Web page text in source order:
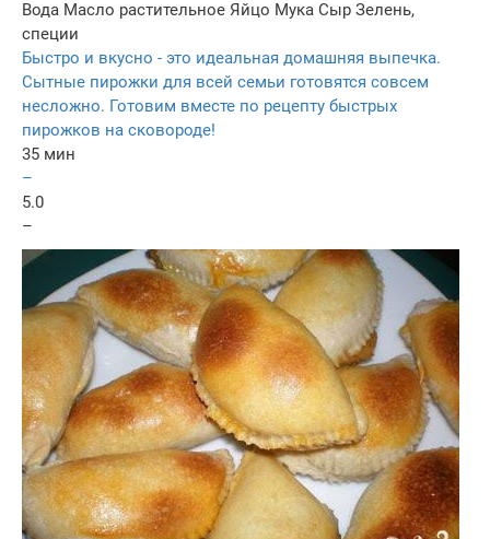
Вода Масло растительное Яйцо Мука Сыр Зелень,
специи
Быстро и вкусно - это идеальная домашняя выпечка.
Сытные пирожки для всей семьи готовятся совсем
несложно. Готовим вместе по рецепту быстрых
пирожков на сковороде!
35 мин
–
5.0
–